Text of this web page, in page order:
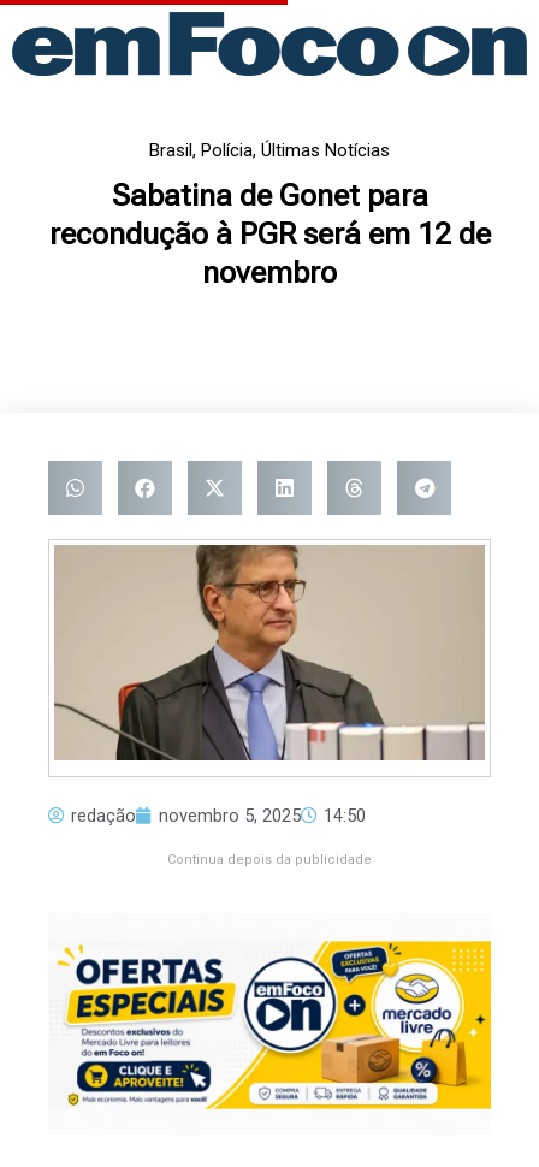
para
Brasil, Polícia, Últimas Notícias
Sabatina de Gonet para
recondução à PGR será em 12 de
novembro
redação novembro 5, 2025 14:50
Continua depois da publicidade